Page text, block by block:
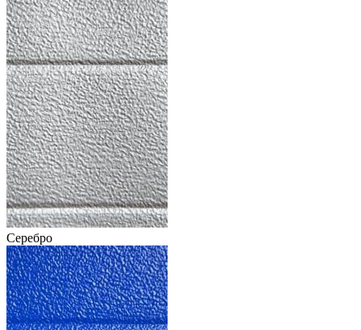
Серебро